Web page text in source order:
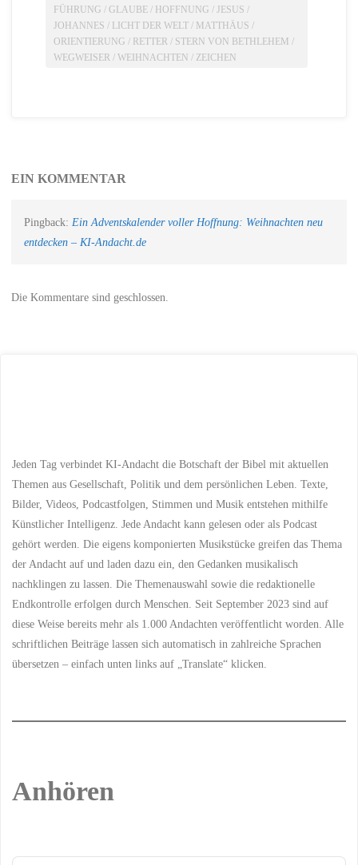
FÜHRUNG /GLAUBE / HOFFNUNG /JESUS /
JOHANNES / LICHT DER WELT / MATTHÄUS /
ORIENTIERUNG / RETTER / STERN VON BETHLEHEM /
WEGWEISER / WEIHNACHTEN / ZEICHEN
EIN KOMMENTAR
Pingback: Ein Adventskalender voller Hoffnung: Weihnachten neu
entdecken – KI-Andacht.de
Die Kommentare sind geschlossen.
Jeden Tag verbindet KI-Andacht die Botschaft der Bibel mit aktuellen
Themen aus Gesellschaft, Politik und dem persönlichen Leben. Texte,
Bilder, Videos, Podcastfolgen, Stimmen und Musik entstehen mithilfe
Künstlicher Intelligenz. Jede Andacht kann gelesen oder als Podcast
gehört werden. Die eigens komponierten Musikstücke greifen das Thema
der Andacht auf und laden dazu ein, den Gedanken musikalisch
nachklingen zu lassen. Die Themenauswahl sowie die redaktionelle
Endkontrolle erfolgen durch Menschen. Seit September 2023 sind auf
diese Weise bereits mehr als 1.000 Andachten veröffentlicht worden. Alle
schriftlichen Beiträge lassen sich automatisch in zahlreiche Sprachen
übersetzen – einfach unten links auf „Translate“ klicken.
Anhören